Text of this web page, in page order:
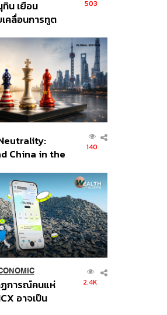
น เยือน
คลื่อนการทูต
ไทย –
503
China in the
140
ฏการณ์คนแห่
อาจเป็น
2.4K